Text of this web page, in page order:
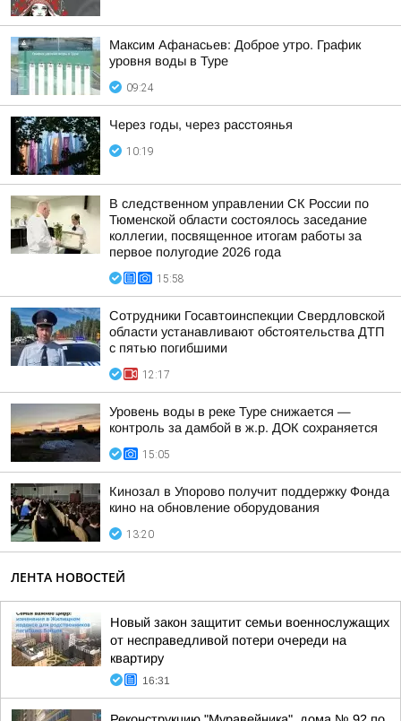
Максим Афанасьев: Доброе утро. График
уровня воды в Туре
09:24
Через годы, через расстоянья
10:19
В следственном управлении СК России по
Тюменской области состоялось заседание
коллегии, посвященное итогам работы за
первое полугодие 2026 года
15:58
Сотрудники Госавтоинспекции Свердловской
области устанавливают обстоятельства ДТП
с пятью погибшими
12:17
Уровень воды в реке Туре снижается —
контроль за дамбой в ж.р. ДОК сохраняется
15:05
Кинозал в Упорово получит поддержку Фонда
кино на обновление оборудования
13:20
ЛЕНТА НОВОСТЕЙ
Новый закон защитит семьи военнослужащих
от несправедливой потери очереди на
квартиру
16:31